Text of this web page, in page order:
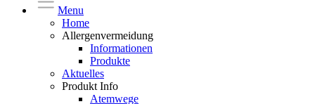
Menu
Home
Allergenvermeidung
Informationen
Produkte
Aktuelles
Produkt Info
Atemwege